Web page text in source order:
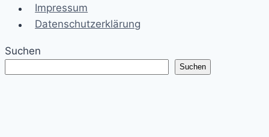
Impressum
Datenschutzerklärung
Suchen
Suchen